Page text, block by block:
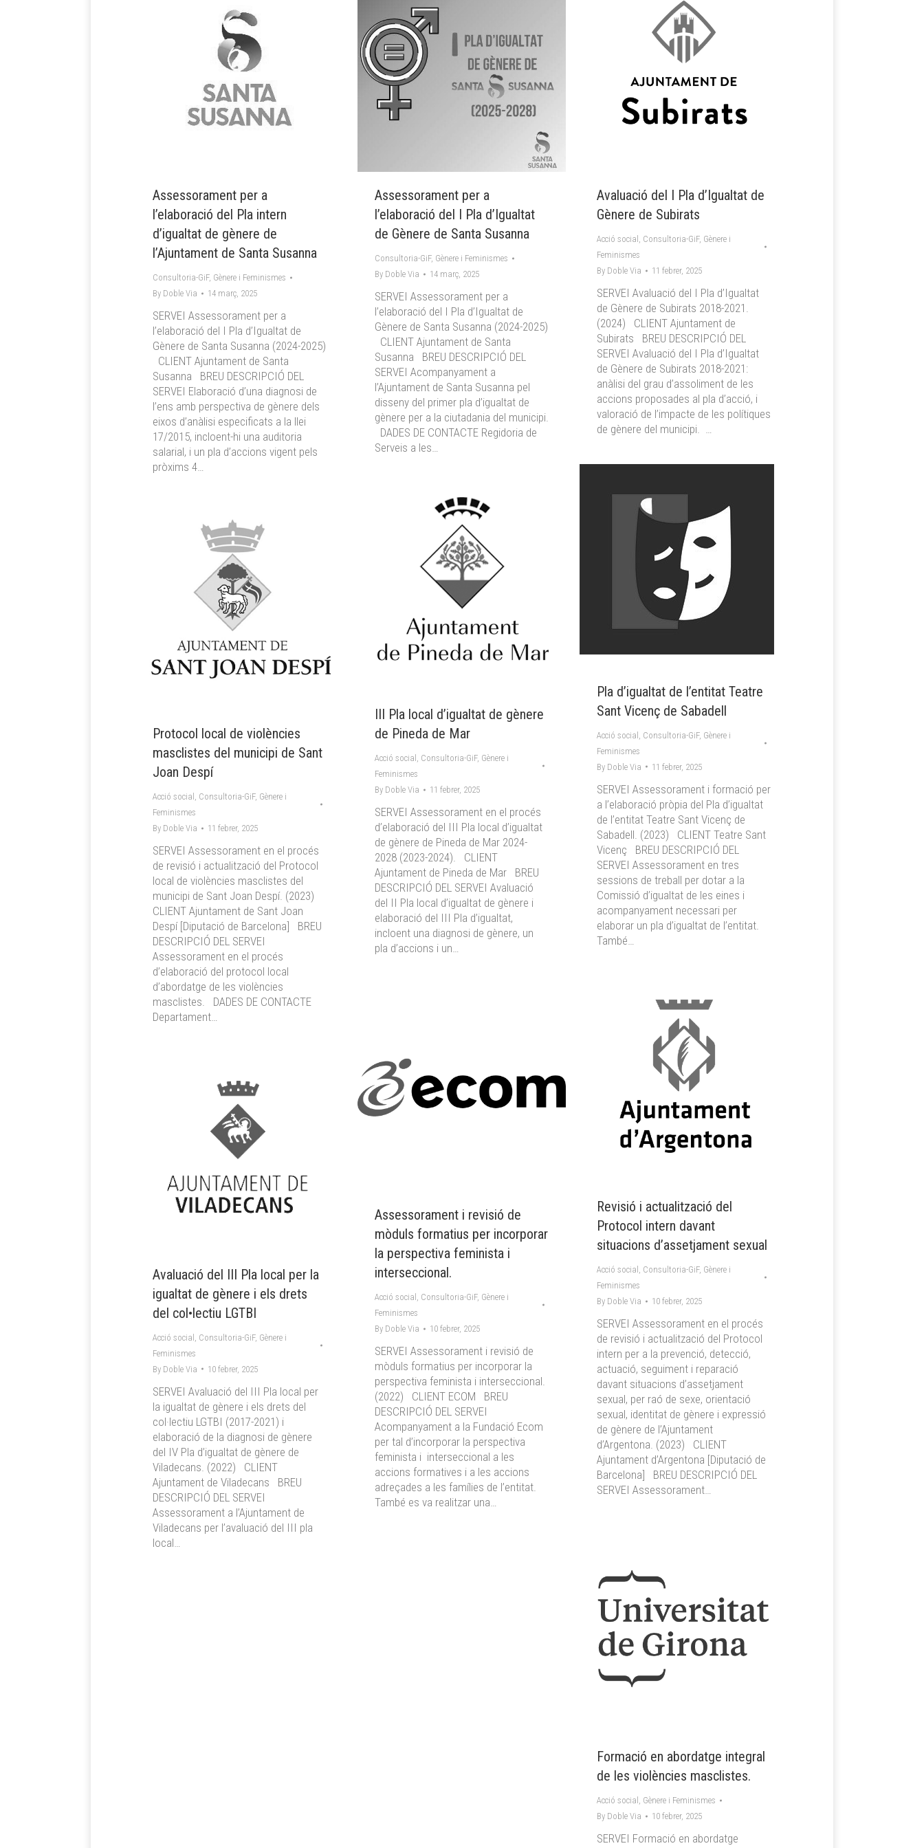
Assessorament per a
l’elaboració del Pla intern
d’igualtat de gènere de
l’Ajuntament de Santa Susanna
Consultoria-GiF, Gènere i Feminismes
By Doble Via 14 març, 2025
SERVEI Assessorament per a
l’elaboració del I Pla d’Igualtat de
Gènere de Santa Susanna (2024-2025)
CLIENT Ajuntament de Santa
Susanna BREU DESCRIPCIÓ DEL
SERVEI Elaboració d’una diagnosi de
l’ens amb perspectiva de gènere dels
eixos d’anàlisi especificats a la llei
17/2015, incloent-hi una auditoria
salarial, i un pla d’accions vigent pels
pròxims 4…
Assessorament per a
l’elaboració del I Pla d’Igualtat
de Gènere de Santa Susanna
Consultoria-GiF, Gènere i Feminismes
By Doble Via 14 març, 2025
SERVEI Assessorament per a
l’elaboració del I Pla d’Igualtat de
Gènere de Santa Susanna (2024-2025)
CLIENT Ajuntament de Santa
Susanna BREU DESCRIPCIÓ DEL
SERVEI Acompanyament a
l’Ajuntament de Santa Susanna pel
disseny del primer pla d’igualtat de
gènere per a la ciutadania del municipi.
DADES DE CONTACTE Regidoria de
Serveis a les…
Avaluació del I Pla d’Igualtat de
Gènere de Subirats
Acció social , Consultoria-GiF, Gènere i
Feminismes
By Doble Via 11 febrer, 2025
SERVEI Avaluació del I Pla d’Igualtat
de Gènere de Subirats 2018-2021.
(2024) CLIENT Ajuntament de
Subirats BREU DESCRIPCIÓ DEL
SERVEI Avaluació del I Pla d’Igualtat
de Gènere de Subirats 2018-2021:
anàlisi del grau d’assoliment de les
accions proposades al pla d’acció, i
valoració de l’impacte de les polítiques
de gènere del municipi. …
Pla d’igualtat de l’entitat Teatre
Sant Vicenç de Sabadell
Acció social Consultoria-GiF, Gènere i
Feminismes
By Doble Via 11 febrer, 2025
SERVEI Assessorament i formació per
a l’elaboració pròpia del Pla d’igualtat
de l’entitat Teatre Sant Vicenç de
Sabadell. (2023) CLIENT Teatre Sant
Vicenç BREU DESCRIPCIÓ DEL
SERVEI Assessorament en tres
sessions de treball per dotar a la
Comissió d’igualtat de les eines i
acompanyament necessari per
elaborar un pla d’igualtat de l’entitat.
També…
III Pla local d’igualtat de gènere
de Pineda de Mar
Acció social , Consultoria-GiF, Gènere i
Feminismes
By Doble Via 11 febrer, 2025
SERVEI Assessorament en el procés
d’elaboració del III Pla local d’igualtat
de gènere de Pineda de Mar 2024-
2028 (2023-2024). CLIENT
Ajuntament de Pineda de Mar BREU
DESCRIPCIÓ DEL SERVEI Avaluació
del II Pla local d’igualtat de gènere i
elaboració del III Pla d’igualtat,
incloent una diagnosi de gènere, un
pla d’accions i un…
Protocol local de violències
masclistes del municipi de Sant
Joan Despí
Acció social , Consultoria-GiF, Gènere i
Feminismes
By Doble Via 11 febrer, 2025
SERVEI Assessorament en el procés
de revisió i actualització del Protocol
local de violències masclistes del
municipi de Sant Joan Despí. (2023)
CLIENT Ajuntament de Sant Joan
Despí [Diputació de Barcelona] BREU
DESCRIPCIÓ DEL SERVEI
Assessorament en el procés
d’elaboració del protocol local
d’abordatge de les violències
masclistes. DADES DE CONTACTE
Departament…
Revisió i actualització del
Protocol intern davant
situacions d’assetjament sexual
Acció social , Consultoria-GiF, Gènere i
Feminismes
By Doble Via 10 febrer, 2025
SERVEI Assessorament en el procés
de revisió i actualització del Protocol
intern per a la prevenció, detecció,
actuació, seguiment i reparació
davant situacions d’assetjament
sexual, per raó de sexe, orientació
sexual, identitat de gènere i expressió
de gènere de l’Ajuntament
d’Argentona. (2023) CLIENT
Ajuntament d’Argentona [Diputació de
Barcelona] BREU DESCRIPCIÓ DEL
SERVEI Assessorament…
Assessorament i revisió de
mòduls formatius per incorporar
la perspectiva feminista i
interseccional.
Acció social , Consultoria-GiF, Gènere i
Feminismes
By Doble Via 10 febrer, 2025
SERVEI Assessorament i revisió de
mòduls formatius per incorporar la
perspectiva feminista i interseccional.
(2022) CLIENT ECOM BREU
DESCRIPCIÓ DEL SERVEI
Acompanyament a la Fundació Ecom
per tal d’incorporar la perspectiva
feminista i interseccional a les
accions formatives i a les accions
adreçades a les famílies de l’entitat.
També es va realitzar una…
Avaluació del III Pla local per la
igualtat de gènere i els drets
del col•lectiu LGTBI
Acció social Consultoria-GiF, Gènere i
Feminismes
By Doble Via 10 febrer, 2025
SERVEI Avaluació del III Pla local per
la igualtat de gènere i els drets del
col·lectiu LGTBI (2017-2021) i
elaboració de la diagnosi de gènere
del IV Pla d’igualtat de gènere de
Viladecans. (2022) CLIENT
Ajuntament de Viladecans BREU
DESCRIPCIÓ DEL SERVEI
Assessorament a l’Ajuntament de
Viladecans per l’avaluació del III pla
local…
Formació en abordatge integral
de les violències masclistes.
Acció social , Gènere i Feminismes
By Doble Via 10 febrer, 2025
SERVEI Formació en abordatge